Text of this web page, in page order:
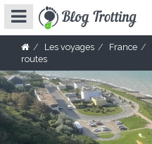
Les voyages France
routes